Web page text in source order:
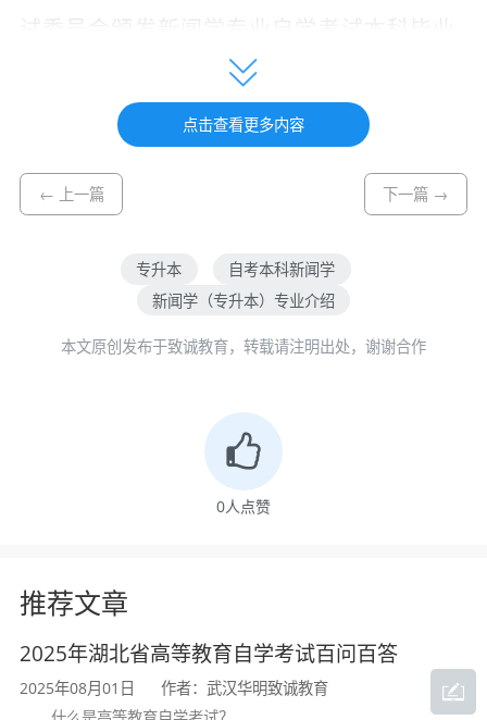
证书，主考学校副署，国家承认学历。符合
高等学历继续教育学士学位授予条件者，由
三、培养目标与基本要求
智、体、美、劳全面发展，具有较高的科学
文化素养、职业道德水准、创新创业能力和
备传播学、新闻学的基本理论，具有较强的
信息获取、概括、分析、组织的能力，熟悉
才。
本专业要求掌握人文与社会科学的基本
知识 ，掌握新闻传播历史和基本理论，获得
点击查看更多内容
← 上一篇 下一篇 →
专升本
自考本科新闻学
新闻学（专升本）专业介绍
本文原创发布于致诚教育，转载请注明出处，谢谢合作
0人点赞
推荐文章
2025年湖北省高等教育自学考试百问百答
2025年08月01日
作者：武汉华明致诚教育